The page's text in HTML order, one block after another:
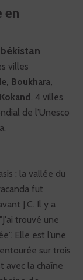
en
villes
Boukhara,
. 4 villes
de l’Unesco
: la vallée du
fut
J.C. Il y a
trouvé une
Elle est l’une
sur trois
avec la chaîne